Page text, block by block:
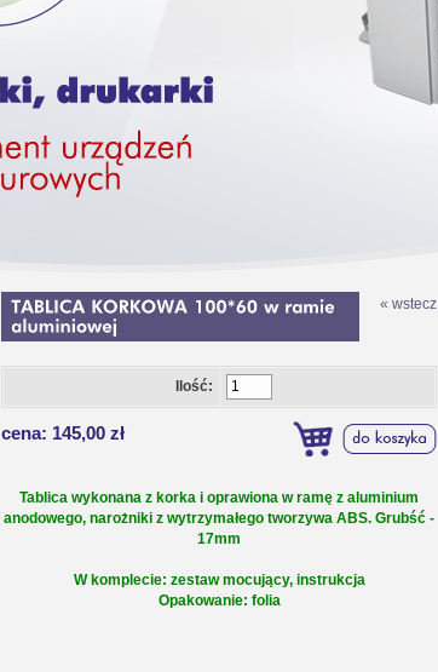
« wstecz
Ilość:
cena: 145,00 zł
Tablica wykonana z korka i oprawiona w ramę z aluminium
anodowego, narożniki z wytrzymałego tworzywa ABS. Grubść -
17mm
W komplecie: zestaw mocujący, instrukcja
Opakowanie: folia